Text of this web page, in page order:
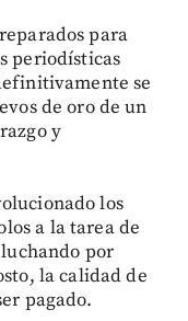
para
periodísticas
se
de oro de un
y
los
a la tarea de
por
la calidad de
pagado.